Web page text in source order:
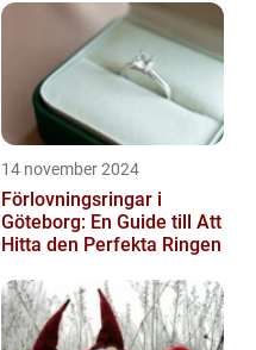
14 november 2024
Förlovningsringar i
Göteborg: En Guide till Att
Hitta den Perfekta Ringen